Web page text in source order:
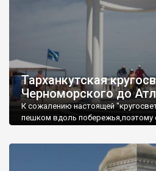
Тарханкутская
Черноморского до
К сожалению настоящей
пешком вдоль